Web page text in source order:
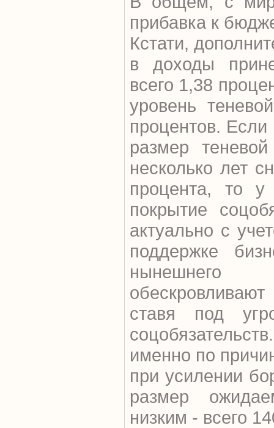
прибавка к
Кстати,
в доходы
всего 1,38
уровень
процентов.
размер
несколько лет
процента, то
покрытие
актуально с
поддержке
нынешнего
ставя под
именно по
при усилении
размер
низким - всего